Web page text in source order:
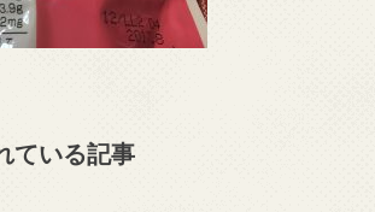
ている記事